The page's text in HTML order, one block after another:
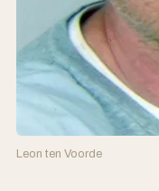
Leon ten Voorde